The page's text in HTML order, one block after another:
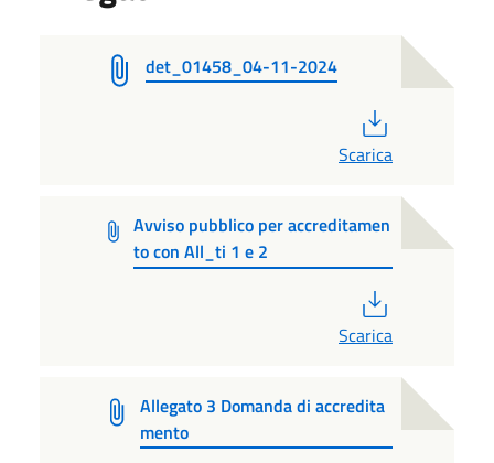
det_01458_04-11-2024
Scarica
Avviso pubblico per accreditamen
to con All_ti 1 e 2
Scarica
Allegato 3 Domanda di accredita
mento